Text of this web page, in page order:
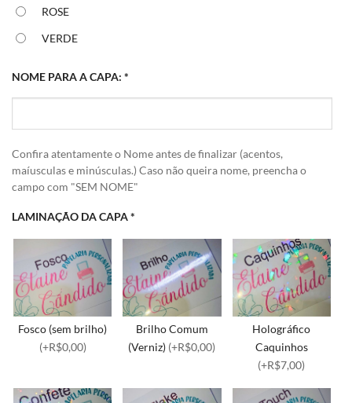
ROSE
VERDE
NOME PARA A CAPA: *
Confira atentamente o Nome antes de finalizar (acentos,
maíusculas e minúsculas.) Caso não queira nome, preencha o
campo com "SEM NOME"
LAMINAÇÃO DA CAPA*
Fosco (sem brilho)
(+R$0,00)
Brilho Comum
(Verniz) (+R$0,00)
Holográfico
Caquinhos
(+R$7,00)